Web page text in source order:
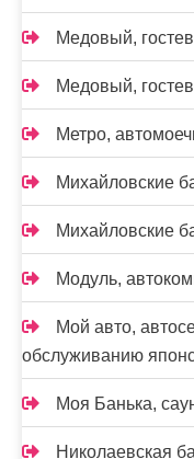
Медовый,
Медовый,
Метро,
Михайловские
Михайловские
Модуль,
Мой авто,
обслуживанию
Моя Банька,
Николаевская